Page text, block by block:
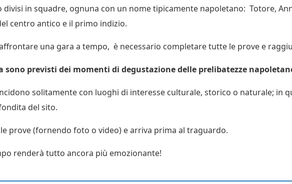
in squadre, ognuna con un nome tipicamente napoletano: Totore,
centro antico e il primo indizio.
una gara a tempo, è necessario completare tutte le prove e
sono previsti dei momenti di degustazione delle prelibatezze
solitamente con luoghi di interesse culturale, storico o naturale; in
del sito.
prove (fornendo foto o video) e arriva prima al traguardo.
renderà tutto ancora più emozionante!